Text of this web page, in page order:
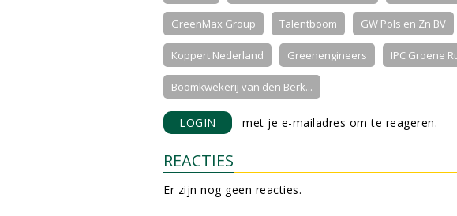
GreenMax Group Talentboom GW Pols en Zn BV
Koppert Nederland Greenengineers IPC Groene
Boomkwekerij van den Berk...
LOGIN met je e-mailadres om te reageren.
REACTIES
Er zijn nog geen reacties.